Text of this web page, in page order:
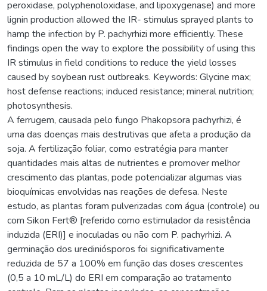
peroxidase, polyphenoloxidase, and lipoxygenase) and more
lignin production allowed the IR- stimulus sprayed plants to
hamp the infection by P. pachyrhizi more efficiently. These
findings open the way to explore the possibility of using this
IR stimulus in field conditions to reduce the yield losses
caused by soybean rust outbreaks. Keywords: Glycine max;
host defense reactions; induced resistance; mineral nutrition;
photosynthesis.
A ferrugem, causada pelo fungo Phakopsora pachyrhizi, é
uma das doenças mais destrutivas que afeta a produção da
soja. A fertilização foliar, como estratégia para manter
quantidades mais altas de nutrientes e promover melhor
crescimento das plantas, pode potencializar algumas vias
bioquímicas envolvidas nas reações de defesa. Neste
estudo, as plantas foram pulverizadas com água (controle) ou
com Sikon Fert® [referido como estimulador da resistência
induzida (ERI)] e inoculadas ou não com P. pachyrhizi. A
germinação dos urediniósporos foi significativamente
reduzida de 57 a 100% em função das doses crescentes
(0,5 a 10 mL/L) do ERI em comparação ao tratamento